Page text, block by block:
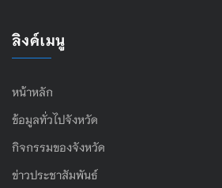
ลิงค์เมนู
หน้าหลัก
ข้อมูลทั่วไปจังหวัด
กิจกรรมของจังหวัด
ข่าวประชาสัมพันธ์